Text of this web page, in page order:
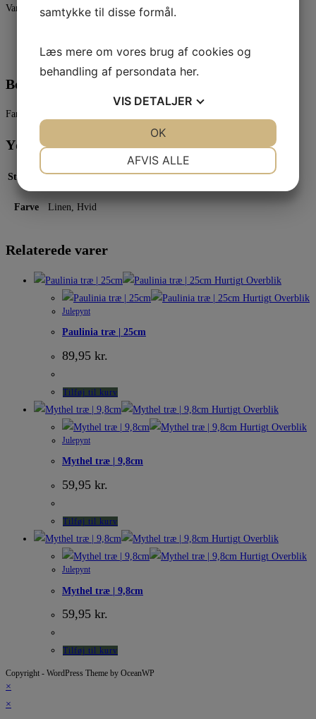
Varenummer (SKU): A00028069 Kategori:
Yderligere information
Beskrivelse
Farve: Brun
Yderligere information
Størrelse 15 × 20,5 cm
Farve Linen, Hvid
Relaterede varer
Hurtigt Overblik
Hurtigt Overblik
Julepynt
Paulinia træ | 25cm
89,95 kr.
Tilføj til kurv
Hurtigt Overblik
Hurtigt Overblik
Julepynt
Mythel træ | 9,8cm
59,95 kr.
Tilføj til kurv
Hurtigt Overblik
Hurtigt Overblik
Julepynt
Mythel træ | 9,8cm
59,95 kr.
Tilføj til kurv
Copyright - WordPress Theme by OceanWP
×
×
samtykke til disse formål.
Læs mere om vores brug af cookies og
behandling af persondata her.
VIS DETALJER
MARKETING
AFVIS ALLE
OK